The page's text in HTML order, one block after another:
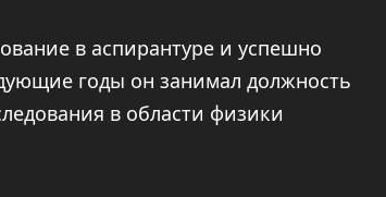
в аспирантуре и успешно
годы он занимал должность
в области физики